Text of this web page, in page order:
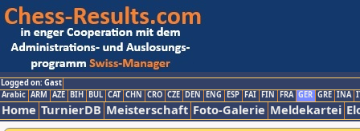
Logged on: Gast
Arabic ARM AZE BIH BUL CAT CHN CRO CZE DEN ENG ESP FAI FIN FRA GER GRE INA
Home TurnierDB Meisterschaft Foto-Galerie Meldekartei